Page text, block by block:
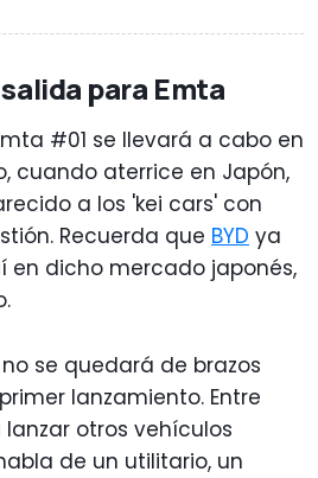
para Emta
#01 se llevará a cabo en
cuando aterrice en Japón,
a los 'kei cars' con
Recuerda que BYD ya
en dicho mercado japonés,
se quedará de brazos
lanzamiento. Entre
otros vehículos
de un utilitario, un